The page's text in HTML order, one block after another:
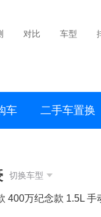
对比 车型
车 二手车置换
切换车型
400万纪念款 1.5L 手